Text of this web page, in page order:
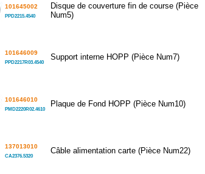
101645002
PPD2215.4540
Disque de couverture fin de course (Pièce
Num5)
101646009
PPD2217R03.4540
Support interne HOPP (Pièce Num7)
101646010
PMD2220R02.4610
Plaque de Fond HOPP (Pièce Num10)
137013010
CA2376.5320
Câble alimentation carte (Pièce Num22)